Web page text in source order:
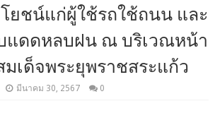
ยชน์แก่ผู้ใช้รถใช้ถนน และ
แดดหลบฝน ณ บริเวณหน้า
เด็จพระยุพราชสระแก้ว
มีนาคม 30, 2567 0